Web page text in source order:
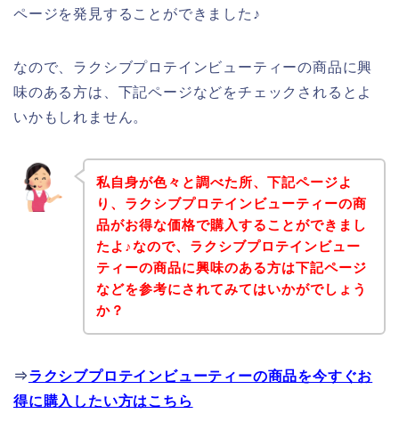
ページを発見することができました♪
なので、ラクシブプロテインビューティーの商品に興
味のある方は、下記ページなどをチェックされるとよ
いかもしれません。
私自身が色々と調べた所、下記ページよ
り、ラクシブプロテインビューティーの商
品がお得な価格で購入することができまし
たよ♪なので、ラクシブプロテインビュー
ティーの商品に興味のある方は下記ページ
などを参考にされてみてはいかがでしょう
か？
⇒ラクシブプロテインビューティーの商品を今すぐお
得に購入したい方はこちら